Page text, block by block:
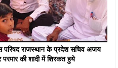
परिषद राजस्थान के प्रदेश सचिव अजय
परमार की शादी में शिरकत हुये